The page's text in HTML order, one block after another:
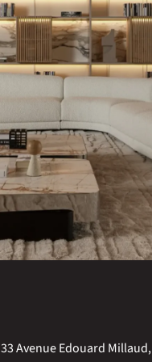
33 Avenue Edouard Millaud,